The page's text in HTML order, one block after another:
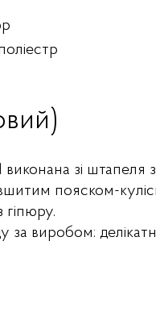
виконана зі штапеля
пояском-
гіпюру.
за виробом: